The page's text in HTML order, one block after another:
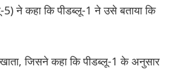
5) ने कहा कि पीडब्लू-1 ने उसे बताया कि
जिसने कहा कि पीडब्लू-1 के अनुसार